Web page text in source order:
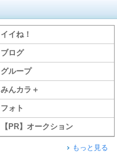
イイね！
ブログ
グループ
みんカラ＋
フォト
【PR】オークション
もっと見る